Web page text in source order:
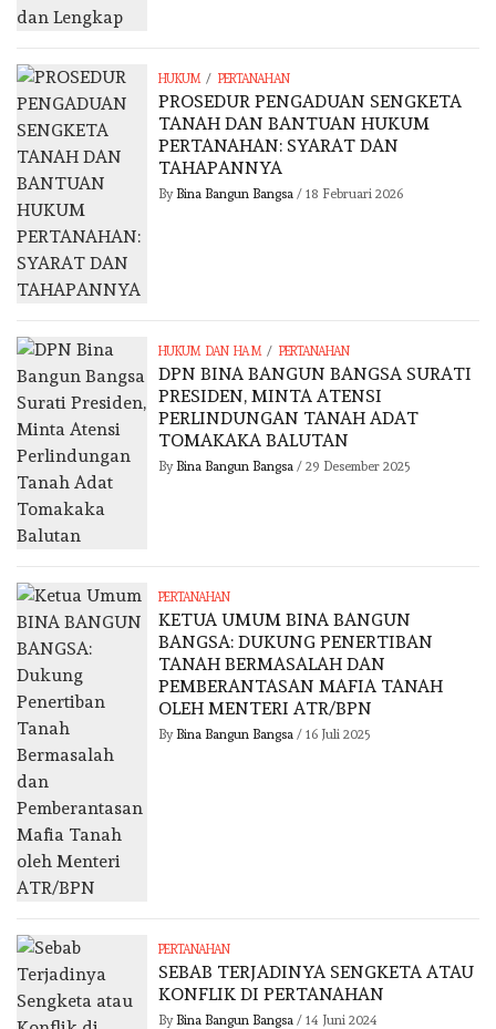
HUKUM / PERTANAHAN
PROSEDUR PENGADUAN SENGKETA
TANAH DAN BANTUAN HUKUM
PERTANAHAN: SYARAT DAN
TAHAPANNYA
By Bina Bangun Bangsa/ 18 Februari 2026
HUKUM DAN HAM / PERTANAHAN
DPN BINA BANGUN BANGSA SURATI
PRESIDEN, MINTA ATENSI
PERLINDUNGAN TANAH ADAT
TOMAKAKA BALUTAN
By Bina Bangun Bangsa/ 29 Desember 2025
PERTANAHAN
KETUA UMUM BINA BANGUN
BANGSA: DUKUNG PENERTIBAN
TANAH BERMASALAH DAN
PEMBERANTASAN MAFIA TANAH
OLEH MENTERI ATR/BPN
By Bina Bangun Bangsa/ 16 Juli 2025
PERTANAHAN
SEBAB TERJADINYA SENGKETA ATAU
KONFLIK DI PERTANAHAN
By Bina Bangun Bangsa/ 14 Juni 2024